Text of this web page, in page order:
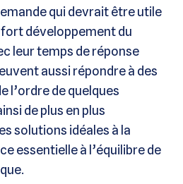
qui devrait être utile
développement du
leur temps de réponse
aussi répondre à des
l’ordre de quelques
de plus en plus
solutions idéales à la
essentielle à l’équilibre de